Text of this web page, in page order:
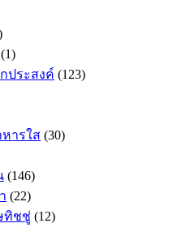
(1)
ประสงค์ (123)
ารใส (30)
(146)
(22)
ทิชชู่ (12)